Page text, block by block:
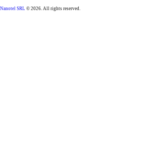
Nanotel SRL © 2026. All rights reserved.